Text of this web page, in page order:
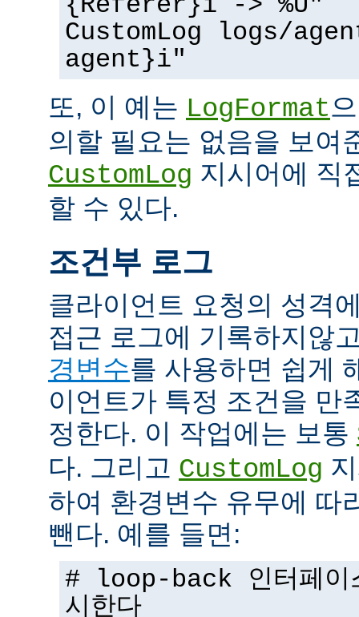
CustomLog logs/
agent}i"
또, 이 예는 LogFormat
의할 필요는 없음을 보여
CustomLog 지시어에 직
할 수 있다.
조건부 로그
클라이언트 요청의 성격
접근 로그에 기록하지않
경변수를 사용하면 쉽게
이언트가 특정 조건을 만
정한다. 이 작업에는 보통
다. 그리고 CustomLog
하여 환경변수 유무에 따
뺀다. 예를 들면:
# loop-back 인터페이
시한다